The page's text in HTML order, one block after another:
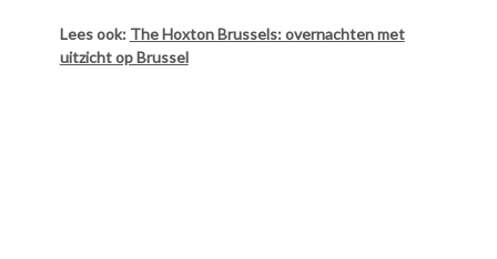
Lees ook: The Hoxton Brussels: overnachten met
uitzicht op Brussel